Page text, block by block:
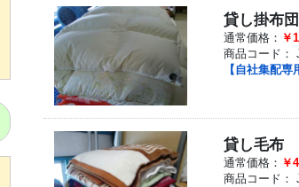
貸し掛布
通常価格： ￥
商品コード：
【自社集配専
貸し毛布
通常価格： ￥
商品コード：